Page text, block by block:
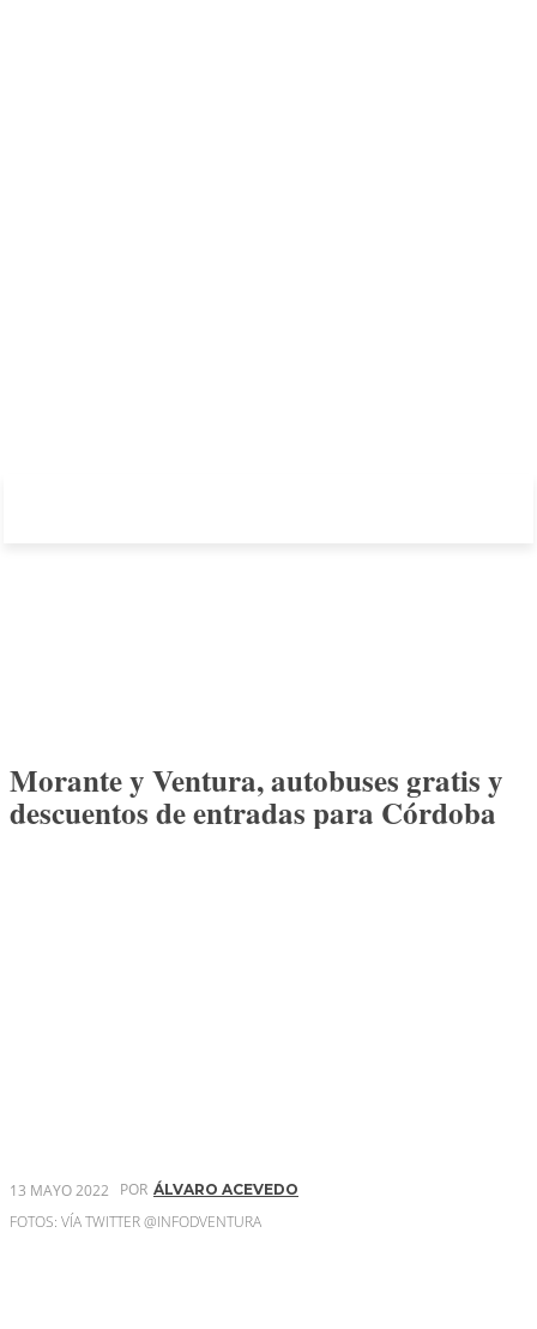
Morante y Ventura, autobuses gratis y
descuentos de entradas para Córdoba
13 MAYO 2022 POR ÁLVARO ACEVEDO
FOTOS: VÍA TWITTER @INFODVENTURA